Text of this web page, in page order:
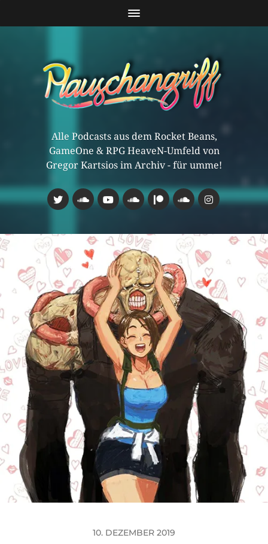
Alle Podcasts aus dem Rocket Beans,
GameOne & RPG HeaveN-Umfeld von
Gregor Kartsios im Archiv - für umme!
10. DEZEMBER 2019